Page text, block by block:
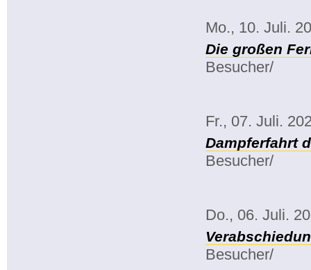
Mo., 10. Juli.
Die großen
Besucher/
Fr., 07. Juli.
Dampferfahrt
Besucher/
Do., 06. Juli.
Besucher/